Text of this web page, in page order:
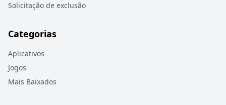
Solicitação de exclusão
Categorias
Aplicativos
Jogos
Mais Baixados